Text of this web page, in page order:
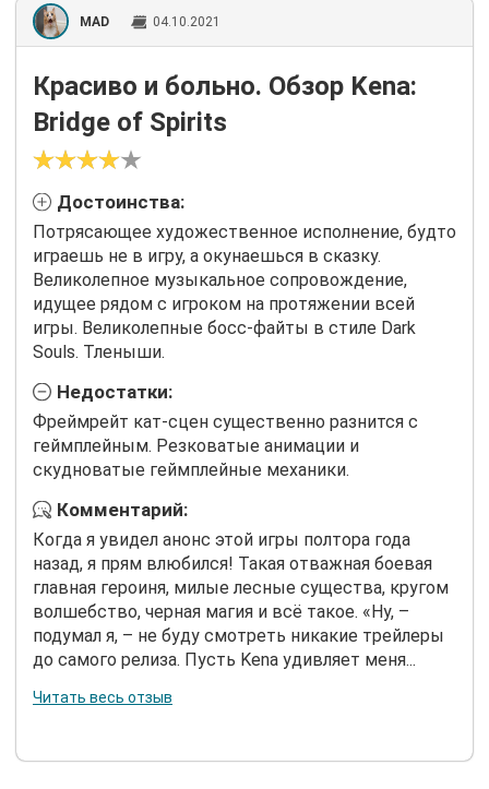
MAD 04.10.2021
Красиво и больно. Обзор Kena:
Bridge of Spirits
Достоинства:
Потрясающее художественное исполнение, будто
играешь не в игру, а окунаешься в сказку.
Великолепное музыкальное сопровождение,
идущее рядом с игроком на протяжении всей
игры. Великолепные босс-файты в стиле Dark
Souls. Тленыши.
Недостатки:
Фреймрейт кат-сцен существенно разнится с
геймплейным. Резковатые анимации и
скудноватые геймплейные механики.
Комментарий:
Когда я увидел анонс этой игры полтора года
назад, я прям влюбился! Такая отважная боевая
главная героиня, милые лесные существа, кругом
волшебство, черная магия и всё такое. «Ну, –
подумал я, – не буду смотреть никакие трейлеры
до самого релиза. Пусть Kena удивляет меня...
Читать весь отзыв